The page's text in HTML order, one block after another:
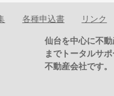
各種申込書 リンク
仙台を中心に不
までトータルサ
不動産会社です。